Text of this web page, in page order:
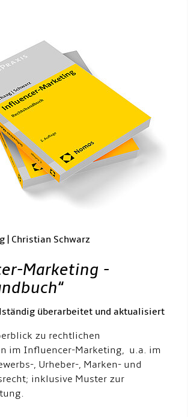
| Christian Schwarz
Marketing -
“
überarbeitet und aktualisiert
zu rechtlichen
im Influencer-Marketing, u.a. im
, Urheber-, Marken- und
inklusive Muster zur